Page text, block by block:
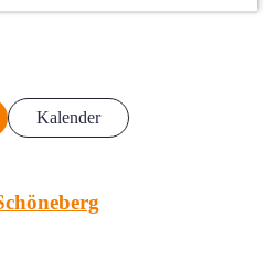
Kalender